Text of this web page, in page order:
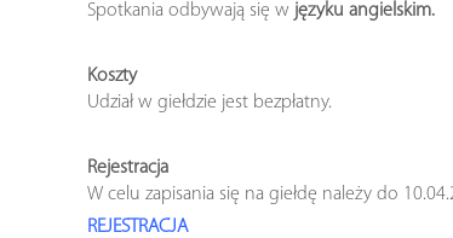
Spotkania odbywają się w języku angielskim.
Koszty
Udział w giełdzie jest bezpłatny.
Rejestracja
W celu zapisania się na giełdę należy do
REJESTRACJA